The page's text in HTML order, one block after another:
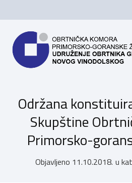
Održana
Skupštine
Primorsko-
Objavljeno 11.10.2018. u